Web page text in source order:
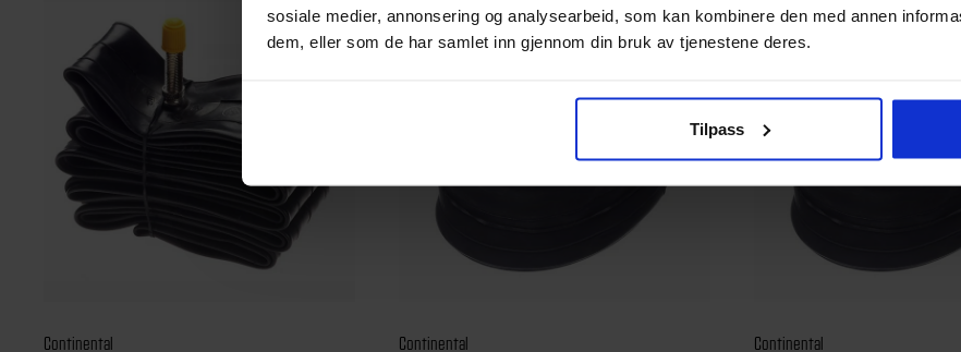
sosiale medier, annonsering og analysearbeid, som kan kombinere den med annen
dem, eller som de har samlet inn gjennom din bruk av tjenestene deres.
Tilpass
Continental Continental Continental